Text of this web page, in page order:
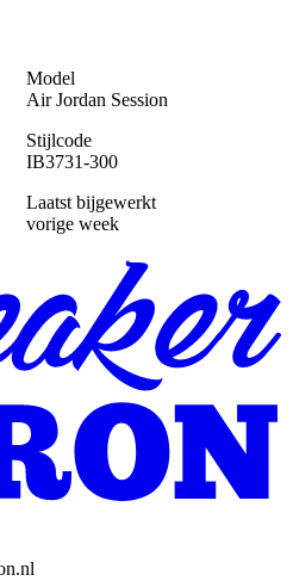
Model
Air Jordan Session
Stijlcode
IB3731-300
Laatst bijgewerkt
vorige week